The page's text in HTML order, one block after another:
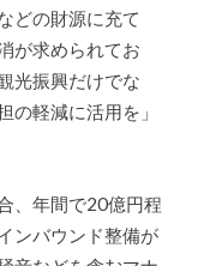
どの財源に充て
が求められてお
光振興だけでな
の軽減に活用を」
、年間で20億円程
ンバウンド整備が